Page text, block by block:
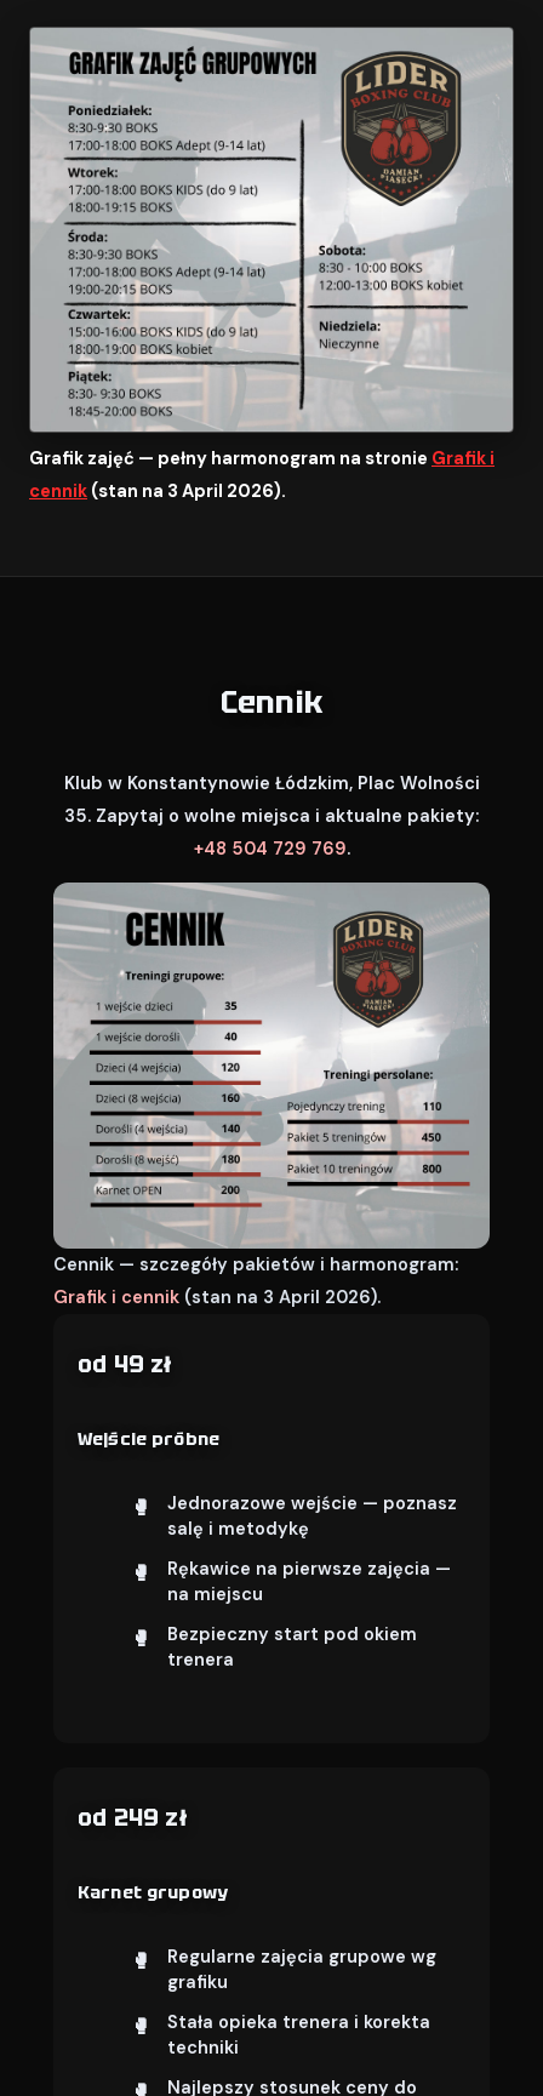
Grafik zajęć — pełny harmonogram na stronie Grafik i
cennik (stan na 3 April 2026).
Cennik
Klub w Konstantynowie Łódzkim, Plac Wolności
35. Zapytaj o wolne miejsca i aktualne pakiety:
+48 504 729 769.
Cennik — szczegóły pakietów i harmonogram:
Grafik i cennik (stan na 3 April 2026).
od 49 zł
Wejście próbne
Jednorazowe wejście — poznasz
salę i metodykę
Rękawice na pierwsze zajęcia —
na miejscu
Bezpieczny start pod okiem
trenera
od 249 zł
Karnet grupowy
Regularne zajęcia grupowe wg
grafiku
Stała opieka trenera i korekta
techniki
Najlepszy stosunek ceny do